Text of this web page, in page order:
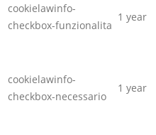
cookielawinfo-
checkbox-funzionalita
1 year
cookielawinfo-
checkbox-necessario
1 year